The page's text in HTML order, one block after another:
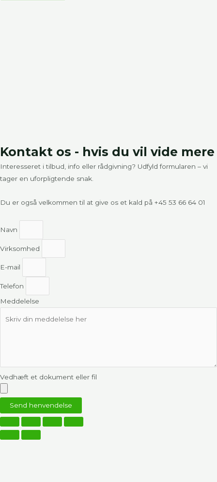
Kontakt os - hvis du vil vide mere
Interesseret i tilbud, info eller rådgivning? Udfyld formularen – vi
tager en uforpligtende snak.
Du er også velkommen til at give os et kald på +45 53 66 64 01
Navn
Virksomhed
E-mail
Telefon
Meddelelse
Vedhæft et dokument eller fil
Send henvendelse